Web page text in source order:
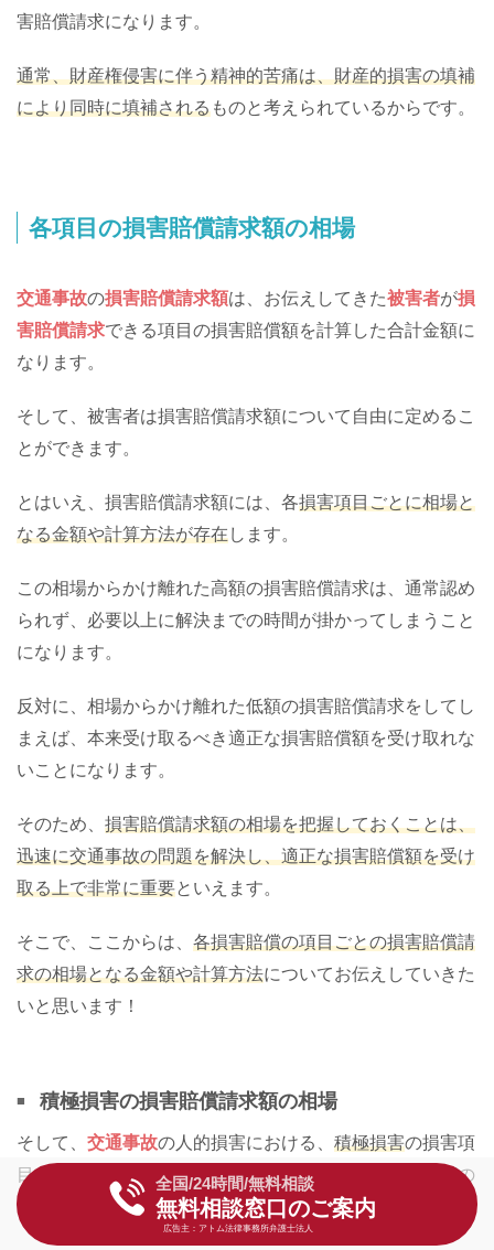
害賠償請求になります。
通常、財産権侵害に伴う精神的苦痛は、財産的損害の填補
により同時に填補されるものと考えられているからです。
各項目の損害賠償請求額の相場
交通事故の損害賠償請求額は、お伝えしてきた被害者が損
害賠償請求できる項目の損害賠償額を計算した合計金額に
なります。
そして、被害者は損害賠償請求額について自由に定めるこ
とができます。
とはいえ、損害賠償請求額には、各損害項目ごとに相場と
なる金額や計算方法が存在します。
この相場からかけ離れた高額の損害賠償請求は、通常認め
られず、必要以上に解決までの時間が掛かってしまうこと
になります。
反対に、相場からかけ離れた低額の損害賠償請求をしてし
まえば、本来受け取るべき適正な損害賠償額を受け取れな
いことになります。
そのため、 損害賠償請求額の相場を把握しておくことは、
迅速に交通事故の問題を解決し、適正な損害賠償額を受け
取る上で非常に重要といえます。
そこで、ここからは、 各損害賠償の項目ごとの損害賠償請
求の相場となる金額や計算方法についてお伝えしていきた
いと思います！
積極損害の損害賠償請求額の相場
そして、 交通事故の人的損害における、 積極損害の損害項
目の損害賠償請求額の相場となる金額や計算方法は以下の
ようになります。
全国/24時間/無料相談
無料相談窓口のご案内
広告主：アトム法律事務所弁護士法人